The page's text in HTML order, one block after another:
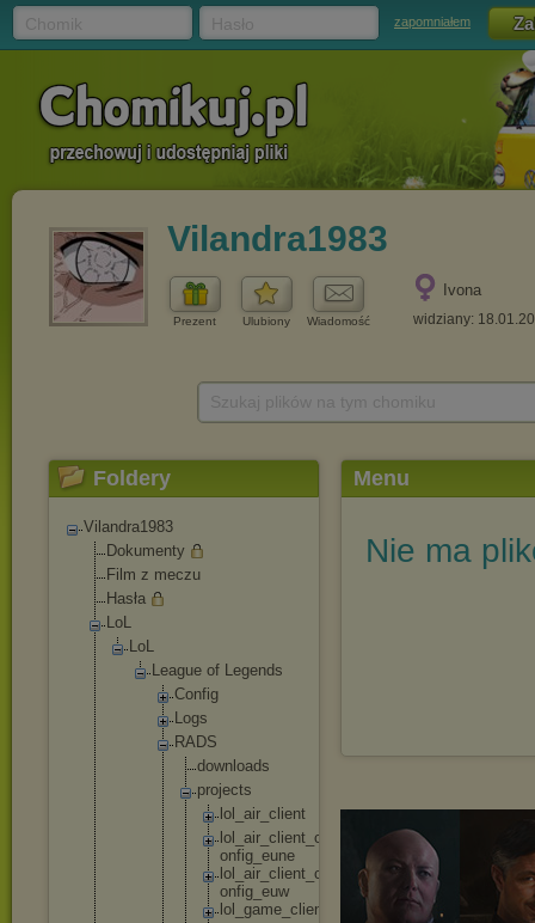
zapomniałem
Vilandra1983
Prezent Ulubiony Wiadomość
Ivona
widziany:
Foldery
Vilandra1983
Dokumenty
Film z meczu
Hasła
LoL
LoL
League of Legends
Config
Logs
RADS
downl oads
projects
lo
air_ cl ient
lo
air_ cl ient _c
onfig_ eune
lo
air_ cl ient _c
onfig_ euw
lo
game _c lien
Menu
Nie ma